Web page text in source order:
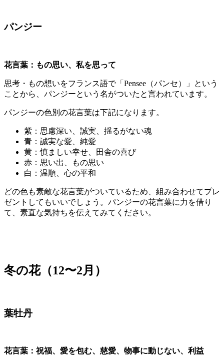
パンジー
花言葉： もの思い、私を思って
思考・もの想いをフランス語で「Pensee（パンセ）」という
ことから、パンジーという名がついたと言われています。
パンジーの色別の花言葉は下記になります。
紫：思慮深い、誠実、揺るがない魂
青：誠実な愛、純愛
黄：慎ましい幸せ、田舎の喜び
赤：思い出、もの思い
白：温順、心の平和
どの色も素敵な花言葉がついているため、組み合わせてプレ
ゼントしてもいいでしょう。パンジーの花言葉に力を借り
て、素直な気持ちを伝えてみてください。
冬の花（12〜2月）
葉牡丹
花言葉：祝福、愛を包む、慈愛、物事に動じない、利益